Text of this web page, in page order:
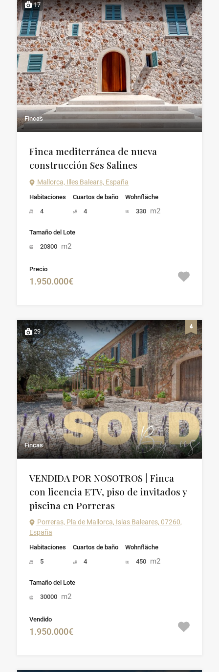
17
Fincas
Finca mediterránea de nueva
construcción Ses Salines
Mallorca, Illes Balears, España
Habitaciones
4
Cuartos de baño
4
Wohnfläche
330 m2
Tamaño del Lote
20800 m2
Precio
1.950.000€
29
Fincas
VENDIDA POR NOSOTROS | Finca
con licencia ETV, piso de invitados y
piscina en Porreras
Porreras, Pla de Mallorca, Islas Baleares, 07260,
España
Habitaciones
5
Cuartos de baño
4
Wohnfläche
450 m2
Tamaño del Lote
30000 m2
Vendido
1.950.000€